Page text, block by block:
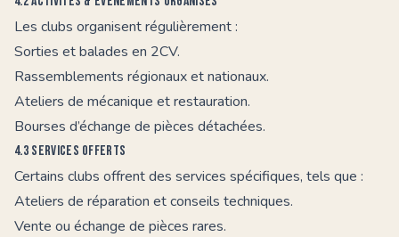
Les clubs organisent régulièrement :
Sorties et balades en 2CV.
Rassemblements régionaux et nationaux.
Ateliers de mécanique et restauration.
Bourses d’échange de pièces détachées.
4.3 Services offerts
Certains clubs offrent des services spécifiques, tels que :
Ateliers de réparation et conseils techniques.
Vente ou échange de pièces rares.